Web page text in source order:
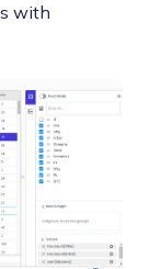
with